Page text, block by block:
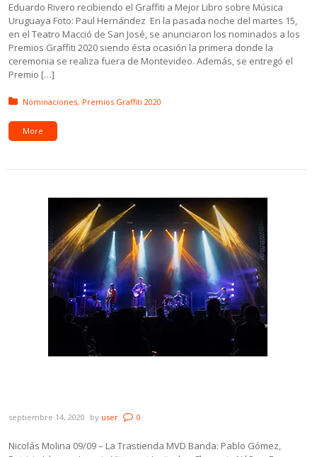
Eduardo Rivero recibiendo el Graffiti a Mejor Libro sobre Música
Uruguaya Foto: Paul Hernández En la pasada noche del martes 15,
en el Teatro Macció de San José, se anunciaron los nominados a los
Premios Graffiti 2020 siendo ésta ocasión la primera donde la
ceremonia se realiza fuera de Montevideo. Además, se entregó el
Premio […]
Posted in:
Nominaciones Premios Graffiti 2020
More
septiembre 14, 2020 by user 0
Nicolás Molina 09/09 – La Trastienda MVD Banda: Pablo Gómez,